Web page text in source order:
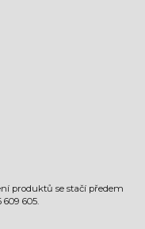
produktů se stačí předem
605.